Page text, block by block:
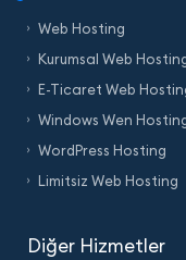
Web Hosting
Kurumsal Web
E-Ticaret Web
Windows Wen
WordPress Hosting
Limitsiz Web Hosting
Diğer Hizmetler